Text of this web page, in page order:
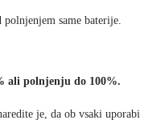
same baterije.
ali polnjenju do 100%.
je, da ob vsaki uporabi